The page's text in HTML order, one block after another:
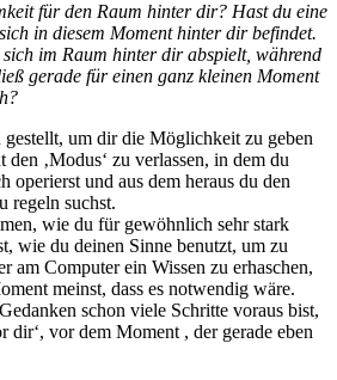
für den Raum hinter dir? Hast du eine
in diesem Moment hinter dir befindet.
im Raum hinter dir abspielt, während
gerade für einen ganz kleinen Moment
gestellt, um dir die Möglichkeit zu geben
‚Modus‘ zu verlassen, in dem du
und aus dem heraus du den
regeln suchst.
wie du für gewöhnlich sehr stark
wie du deinen Sinne benutzt, um zu
am Computer ein Wissen zu erhaschen,
meinst, dass es notwendig wäre.
schon viele Schritte voraus bist,
dir‘, vor dem Moment , der gerade eben